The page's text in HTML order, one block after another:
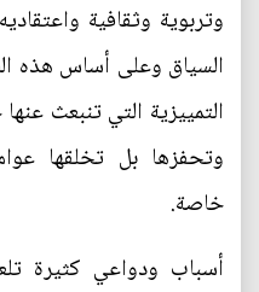
وتربوية وثقافية
السياق وعلى أساس هذه
التمييزية التي تنبعث
وتحفزها بل تخلقها
خاصة.
أسباب ودواعي كثيرة